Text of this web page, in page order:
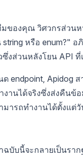
มของคุณ วิศวกรส่วน
หรือ enum?"
งส่วนหลังโยน API
Apidog ส
านได้จริงซึ่งส่งคืนข้
ารถทำงานได้ตั้งแต่
บนี้จะกลายเป็นรา